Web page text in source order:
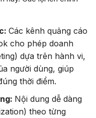
Các kênh quảng cáo
cho phép doanh
dựa trên hành vi,
người dùng, giúp
thời điểm.
Nội dung dễ dàng
theo từng